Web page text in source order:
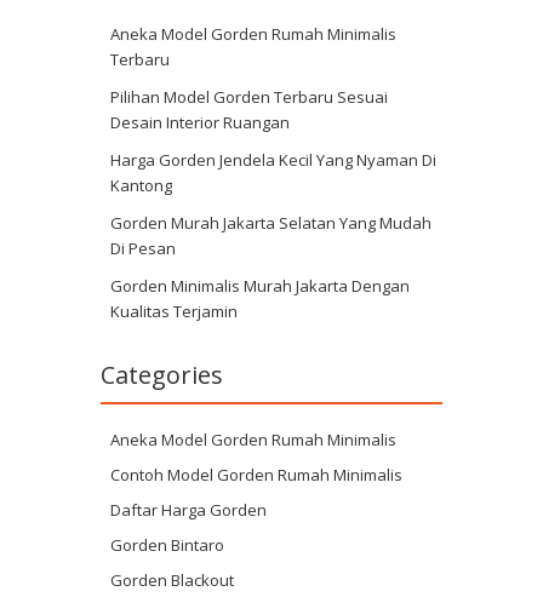
Aneka Model Gorden Rumah Minimalis
Terbaru
Pilihan Model Gorden Terbaru Sesuai
Desain Interior Ruangan
Harga Gorden Jendela Kecil Yang Nyaman Di
Kantong
Gorden Murah Jakarta Selatan Yang Mudah
Di Pesan
Gorden Minimalis Murah Jakarta Dengan
Kualitas Terjamin
Categories
Aneka Model Gorden Rumah Minimalis
Contoh Model Gorden Rumah Minimalis
Daftar Harga Gorden
Gorden Bintaro
Gorden Blackout